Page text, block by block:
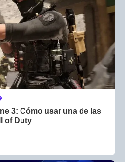
3: Cómo usar una de las
of Duty